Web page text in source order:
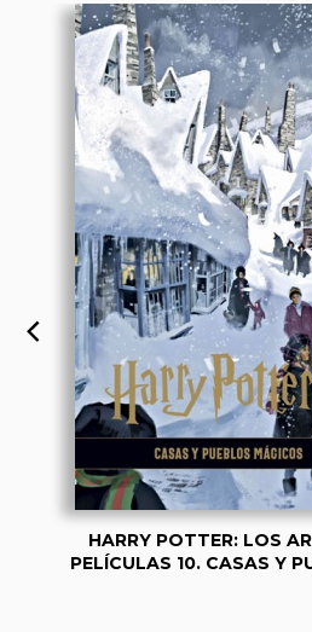
HARRY POTTER: LOS
PELÍCULAS 10. CASAS Y